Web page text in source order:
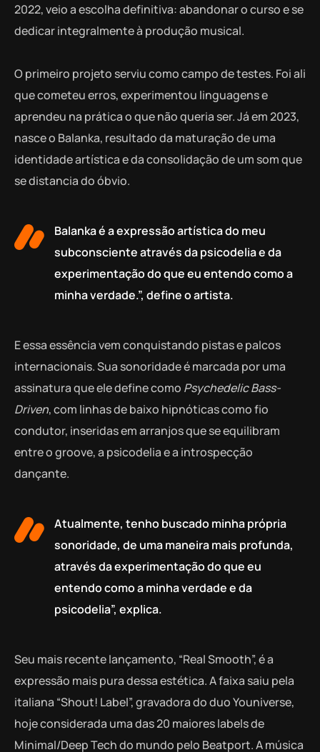
2022, veio a escolha definitiva: abandonar o curso e se
dedicar integralmente à produção musical.
O primeiro projeto serviu como campo de testes. Foi ali
que cometeu erros, experimentou linguagens e
aprendeu na prática o que não queria ser. Já em 2023,
nasce o Balanka, resultado da maturação de uma
identidade artística e da consolidação de um som que
se distancia do óbvio.
Balanka é a expressão artística do meu
subconsciente através da psicodelia e da
experimentação do que eu entendo como a
minha verdade.”, define o artista.
E essa essência vem conquistando pistas e palcos
internacionais. Sua sonoridade é marcada por uma
assinatura que ele define como Psychedelic Bass-
Driven, com linhas de baixo hipnóticas como fio
condutor, inseridas em arranjos que se equilibram
entre o groove, a psicodelia e a introspecção
dançante.
Atualmente, tenho buscado minha própria
sonoridade, de uma maneira mais profunda,
através da experimentação do que eu
entendo como a minha verdade e da
psicodelia”, explica.
Seu mais recente lançamento, “Real Smooth”, é a
expressão mais pura dessa estética. A faixa saiu pela
italiana “Shout! Label”, gravadora do duo Youniverse,
hoje considerada uma das 20 maiores labels de
Minimal/Deep Tech do mundo pelo Beatport. A música